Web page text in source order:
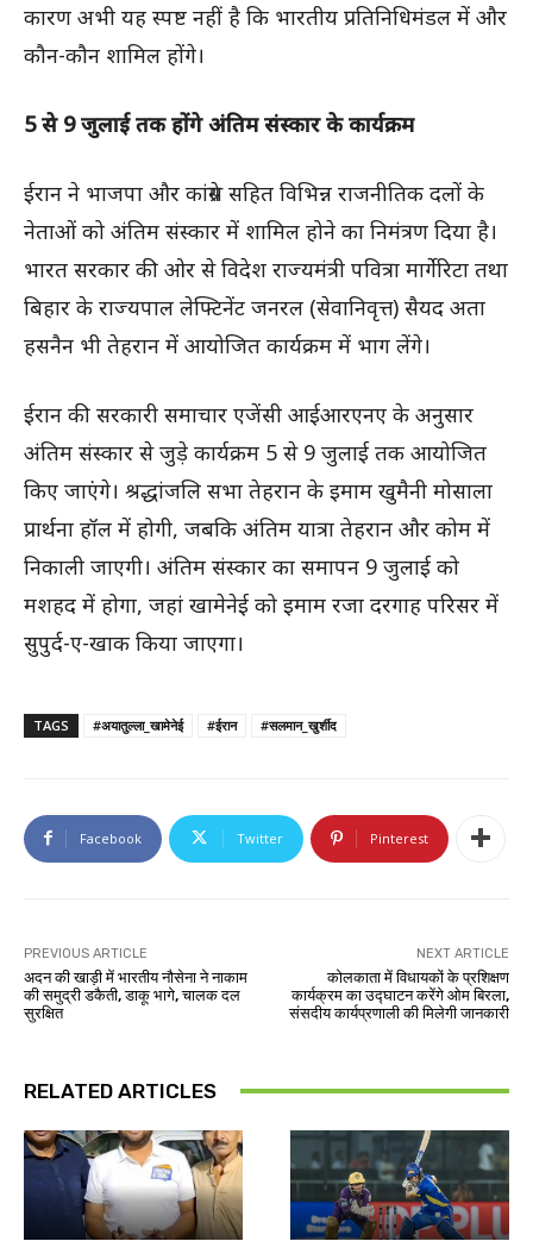
कारण अभी यह स्पष्ट नहीं है कि भारतीय प्रतिनिधिमंडल में और
कौन-कौन शामिल होंगे।
5 से 9 जुलाई तक होंगे अंतिम संस्कार के कार्यक्रम
ईरान ने भाजपा और कांग्रेस सहित विभिन्न राजनीतिक दलों के
नेताओं को अंतिम संस्कार में शामिल होने का निमंत्रण दिया है।
भारत सरकार की ओर से विदेश राज्यमंत्री पवित्रा मार्गेरिटा तथा
बिहार के राज्यपाल लेफ्टिनेंट जनरल (सेवानिवृत्त) सैयद अता
हसनैन भी तेहरान में आयोजित कार्यक्रम में भाग लेंगे।
ईरान की सरकारी समाचार एजेंसी आईआरएनए के अनुसार
अंतिम संस्कार से जुड़े कार्यक्रम 5 से 9 जुलाई तक आयोजित
किए जाएंगे। श्रद्धांजलि सभा तेहरान के इमाम खुमैनी मोसाला
प्रार्थना हॉल में होगी, जबकि अंतिम यात्रा तेहरान और कोम में
निकाली जाएगी। अंतिम संस्कार का समापन 9 जुलाई को
मशहद में होगा, जहां खामेनेई को इमाम रजा दरगाह परिसर में
सुपुर्द-ए-खाक किया जाएगा।
TAGS #अयातुल्ला_खामेनेई #ईरान #सलमान_खुर्शीद
Facebook Twitter Pinterest
PREVIOUS ARTICLE
अदन की खाड़ी में भारतीय नौसेना ने नाकाम
की समुद्री डकैती, डाकू भागे, चालक दल
सुरक्षित
NEXT ARTICLE
कोलकाता में विधायकों के प्रशिक्षण
कार्यक्रम का उद्घाटन करेंगे ओम बिरला,
संसदीय कार्यप्रणाली की मिलेगी जानकारी
RELATED ARTICLES